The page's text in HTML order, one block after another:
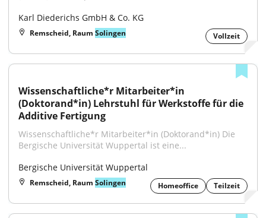
Karl Diederichs GmbH & Co. KG
Remscheid, Raum Solingen Vollzeit
Wissenschaftliche*r Mitarbeiter*in
(Doktorand*in) Lehrstuhl für Werkstoffe für die
Additive Fertigung
Wissenschaftliche*r Mitarbeiter*in (Doktorand*in) Die
Bergische Universität Wuppertal ist eine...
Bergische Universität Wuppertal
Remscheid, Raum Solingen Homeoffice Teilzeit